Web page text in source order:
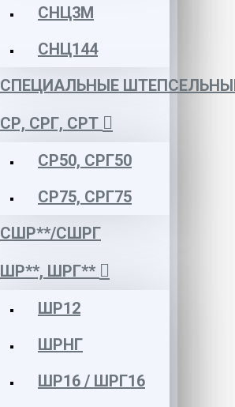
СНЦ3М
СНЦ144
СПЕЦИАЛЬНЫЕ
СР, СРГ, СРТ
СР50, СРГ50
СР75, СРГ75
СШР**/СШРГ
ШР**, ШРГ**
ШР12
ШРНГ
ШР16 / ШРГ16